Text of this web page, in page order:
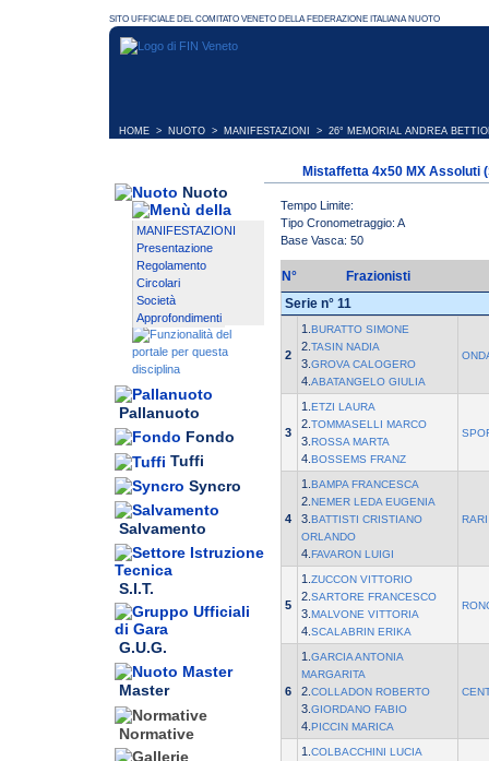
HOME > NUOTO > MANIFESTAZIONI > 26° MEMORIAL ANDREA
Nuoto
MANIFESTAZIONI
Presentazione
Regolamento
Circolari
Società
Approfondimenti
Pallanuoto
Fondo
Tuffi
Syncro
Salvamento
S.I.T.
G.U.G.
Master
Normative
Mistaffetta 4x50 MX Assoluti
Tempo Limite:
Tipo Cronometraggio: A
Base Vasca: 50
N°
Frazionisti
Serie n° 11
2
1. BURATTO SIMONE
2. TASIN NADIA
3. GROVA CALOGERO
4. ABATANGELO GIULIA
3
1. ETZI LAURA
2. TOMMASELLI MARCO
3. ROSSA MARTA
4. BOSSEMS FRANZ
4
1. BAMPA FRANCESCA
2. NEMER LEDA EUGENIA
3. BATTISTI CRISTIANO
ORLANDO
4. FAVARON LUIGI
5
1. ZUCCON VITTORIO
2. SARTORE FRANCESCO
3. MALVONE VITTORIA
4. SCALABRIN ERIKA
6
1. GARCIA ANTONIA
MARGARITA
2. COLLADON ROBERTO
3. GIORDANO FABIO
4. PICCIN MARICA
1. COLBACCHINI LUCIA